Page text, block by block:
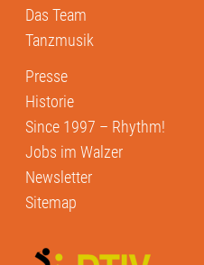
Das Team
Tanzmusik
Presse
Historie
Since 1997 – Rhythm!
Jobs im Walzer
Newsletter
Sitemap